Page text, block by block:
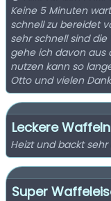
Keine 5 Minuten
schnell zu bereidet
sehr schnell sind die
gehe ich davon aus
nutzen kann so
Otto und vielen
Leckere Waffeln
Heizt und backt sehr
Super